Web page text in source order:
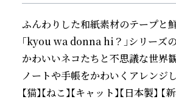
ふんわりした和紙素材のテープと
「kyou wa donna hi？」シリーズ
かわいいネコたちと不思議な世界
ノートや手帳をかわいくアレンジ
【猫】【ねこ】【キャット】【日本製】